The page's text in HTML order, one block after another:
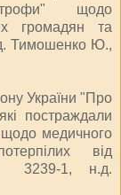
щодо
громадян та
Тимошенко Ю.,
України "Про
постраждали
щодо медичного
від
3239-1, н.д.